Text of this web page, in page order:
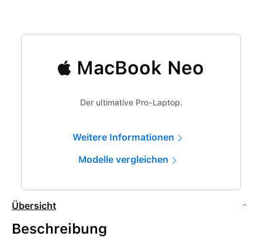
MacBook Neo
Der ultimative Pro-Laptop.
Weitere Informationen
Modelle vergleichen
Übersicht
Beschreibung